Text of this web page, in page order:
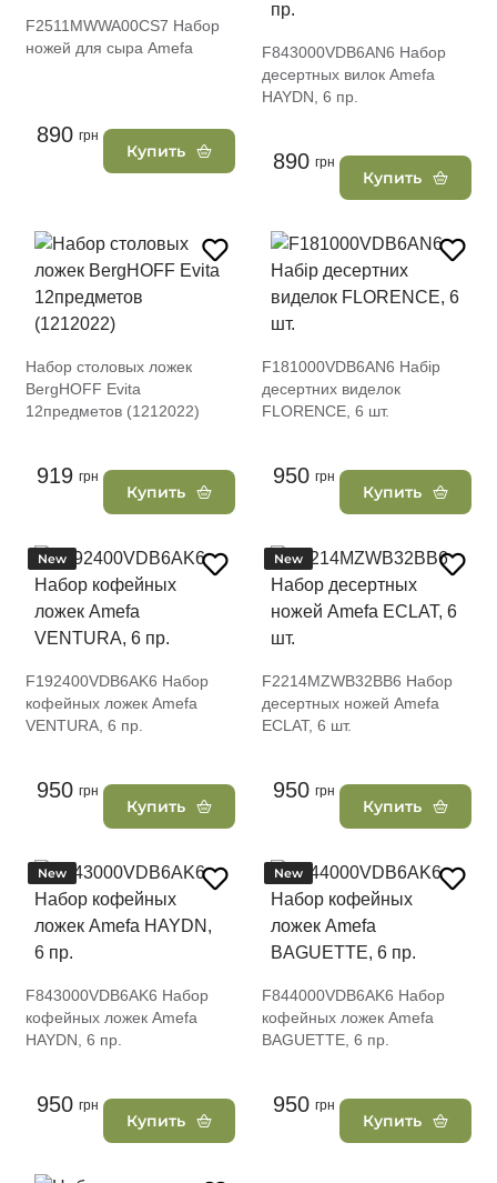
F2511MWWA00CS7 Набор
ножей для сыра Amefa
890 грн
Купить
F843000VDB6AN6 Набор
десертных вилок Amefa
HAYDN, 6 пр.
890 грн
Купить
Набор столовых ложек
BergHOFF Evita
12предметов (1212022)
919 грн
Купить
F181000VDB6AN6 Набір
десертних виделок
FLORENCE, 6 шт.
950 грн
Купить
New
F192400VDB6AK6 Набор
кофейных ложек Amefa
VENTURA, 6 пр.
950 грн
Купить
New
F2214MZWB32BB6 Набор
десертных ножей Amefa
ECLAT, 6 шт.
950 грн
Купить
New
F843000VDB6AK6 Набор
кофейных ложек Amefa
HAYDN, 6 пр.
950 грн
Купить
New
F844000VDB6AK6 Набор
кофейных ложек Amefa
BAGUETTE, 6 пр.
950 грн
Купить